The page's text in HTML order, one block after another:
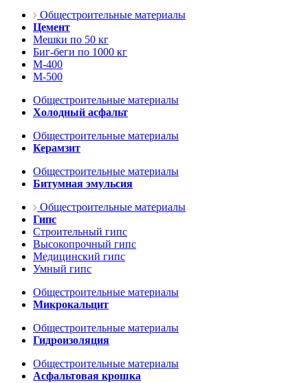
Общестроительные материалы
Цемент
Мешки по 50 кг
Биг-беги по 1000 кг
М-400
М-500
Общестроительные материалы
Холодный асфальт
Общестроительные материалы
Керамзит
Общестроительные материалы
Битумная эмульсия
Общестроительные материалы
Гипс
Строительный гипс
Высокопрочный гипс
Медицинский гипс
Умный гипс
Общестроительные материалы
Микрокальцит
Общестроительные материалы
Гидроизоляция
Общестроительные материалы
Асфальтовая крошка